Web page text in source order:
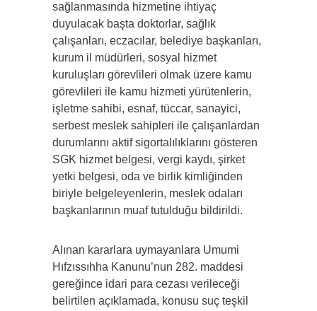
sağlanmasında hizmetine ihtiyaç
duyulacak başta doktorlar, sağlık
çalışanları, eczacılar, belediye başkanları,
kurum il müdürleri, sosyal hizmet
kuruluşları görevlileri olmak üzere kamu
görevlileri ile kamu hizmeti yürütenlerin,
işletme sahibi, esnaf, tüccar, sanayici,
serbest meslek sahipleri ile çalışanlardan
durumlarını aktif sigortalılıklarını gösteren
SGK hizmet belgesi, vergi kaydı, şirket
yetki belgesi, oda ve birlik kimliğinden
biriyle belgeleyenlerin, meslek odaları
başkanlarının muaf tutulduğu bildirildi.
Alınan kararlara uymayanlara Umumi
Hıfzıssıhha Kanunu’nun 282. maddesi
gereğince idari para cezası verileceği
belirtilen açıklamada, konusu suç teşkil